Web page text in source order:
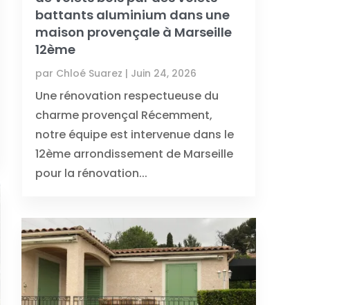
battants aluminium dans une
maison provençale à Marseille
12ème
par Chloé Suarez | Juin 24, 2026
Une rénovation respectueuse du
charme provençal Récemment,
notre équipe est intervenue dans le
12ème arrondissement de Marseille
pour la rénovation...